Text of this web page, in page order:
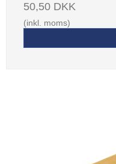
50,50 DKK
(inkl. moms)